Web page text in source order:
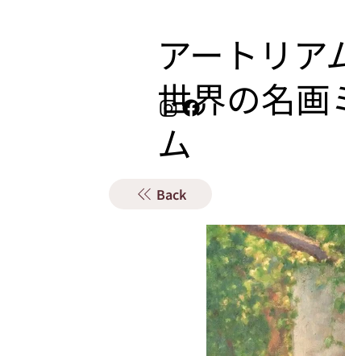
アートリア
世界の名画
ム
Back